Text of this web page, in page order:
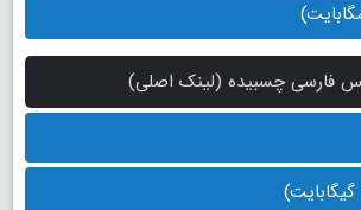
فارسی چسبیده (لینک اصلی)